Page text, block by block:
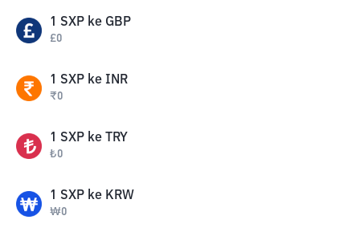
1 SXP ke GBP
£0
1 SXP ke INR
₹0
1 SXP ke TRY
₺0
1 SXP ke KRW
₩0